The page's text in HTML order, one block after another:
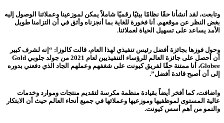
وتابعت، لقد أنشأنا حقًا نظامًا بيئيًا رقميًا شاملاً يمكن لموزعينا وعملائنا الوصول إليه
بغض النظر عن موقعهم. أنا فخورة للغاية بما أنجزناه وأثق في أن التزامنا طويل
الأمد يساعد على تسهيل الحياة لعملائنا.
وحول فوزها بجائزة أفضل رئيس تنفيذي لهذا العام، قالت كالوزا: “إنه لشرف كبير
أن أحصل على جائزة العالم للرؤساء التنفيذيين لعام 2021 من جولد جلوبي Gold
Globee، أنا ممتنة حقًا لفريق كيونت على شغفهم وعملهم الجاد الذي دفعني بدوره
إلى أن أصبح قائدة أفضل”.
واضافت، كما أفخر أيضاً بقيادة منظمة مكرسة لتقديم منتجات وموارد وخدمات
عالية المستوى لموظفيها وموزعيها وعملائها في جميع أنحاء العالم حيث أن الابتكار
والنمو من أهم أسس كيونت.